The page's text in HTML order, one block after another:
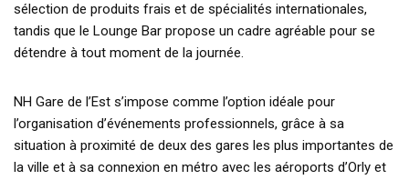
sélection de produits frais et de spécialités internationales,
tandis que le Lounge Bar propose un cadre agréable pour se
détendre à tout moment de la journée.
NH Gare de l’Est s’impose comme l’option idéale pour
l’organisation d’événements professionnels, grâce à sa
situation à proximité de deux des gares les plus importantes de
la ville et à sa connexion en métro avec les aéroports d’Orly et